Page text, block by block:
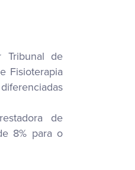
Tribunal de
Fisioterapia
de
8% para o